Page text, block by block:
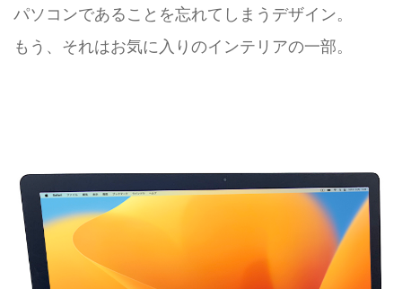
パソコンであることを忘れてしまうデザイン。
もう、それはお気に入りのインテリアの一部。